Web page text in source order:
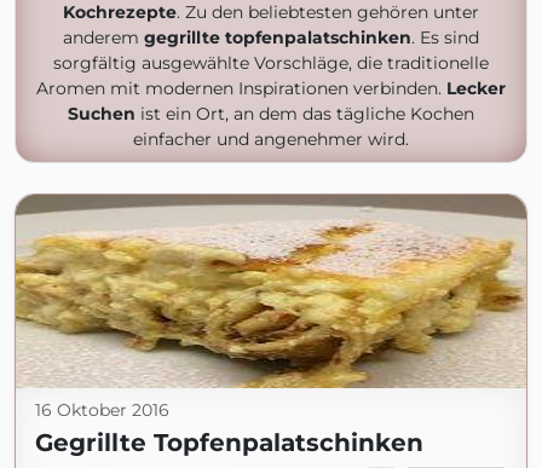
Kochrezepte. Zu den beliebtesten gehören unter
anderem gegrillte topfenpalatschinken. Es sind
sorgfältig ausgewählte Vorschläge, die traditionelle
Aromen mit modernen Inspirationen verbinden. Lecker
Suchen ist ein Ort, an dem das tägliche Kochen
einfacher und angenehmer wird.
16 Oktober 2016
Gegrillte Topfenpalatschinken